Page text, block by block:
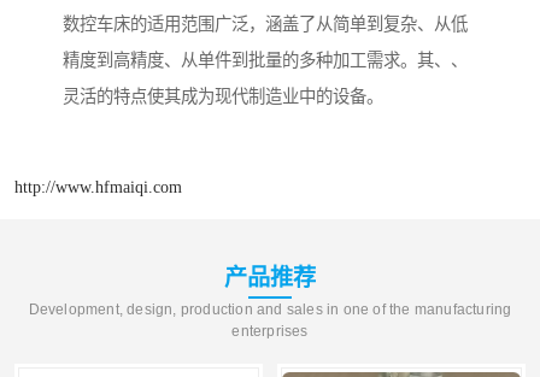
数控车床的适用范围广泛，涵盖了从简单到复杂、从低
精度到高精度、从单件到批量的多种加工需求。其、、
灵活的特点使其成为现代制造业中的设备。
http://www.hfmaiqi.com
产品推荐
Development, design, production and sales in one of the manufacturing
enterprises